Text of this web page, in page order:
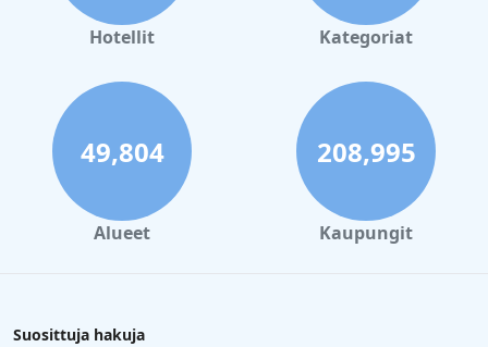
Hotellit Kategoriat
49,804
Alueet
208,995
Kaupungit
Suosittuja hakuja